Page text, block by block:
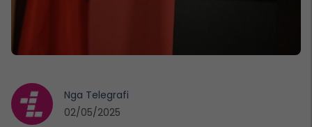
Nga Telegrafi
02/05/2025